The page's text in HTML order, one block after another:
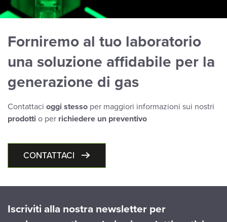
Forniremo al tuo laboratorio
una soluzione affidabile per la
generazione di gas
Contattaci oggi stesso per maggiori informazioni sui nostri
prodotti o per richiedere un preventivo
CONTATTACI
Iscriviti alla nostra newsletter per